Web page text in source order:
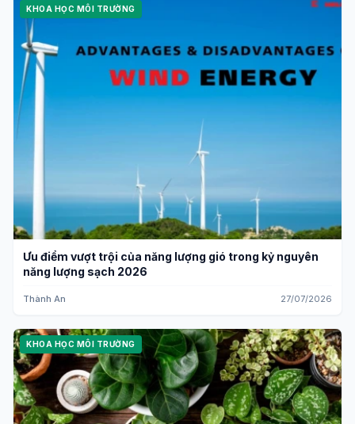
KHOA HỌC MÔI TRƯỜNG
Ưu điểm vượt trội của năng lượng gió trong kỷ nguyên
năng lượng sạch 2026
Thành An 27/07/2026
KHOA HỌC MÔI TRƯỜNG